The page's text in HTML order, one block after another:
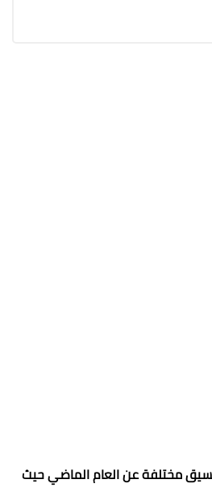
مختلفة عن العام الماضي حيث